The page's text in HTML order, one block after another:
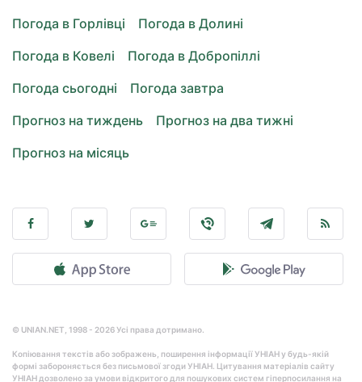
Погода в Горлівці
Погода в Долині
Погода в Ковелі
Погода в Добропіллі
Погода сьогодні
Погода завтра
Прогноз на тиждень
Прогноз на два тижні
Прогноз на місяць
© UNIAN.NET, 1998 - 2026 Усі права дотримано.
Копіювання текстів або зображень, поширення інформації УНІАН у будь-якій
формі забороняється без письмової згоди УНІАН. Цитування матеріалів сайту
УНІАН дозволено за умови відкритого для пошукових систем гіперпосилання на